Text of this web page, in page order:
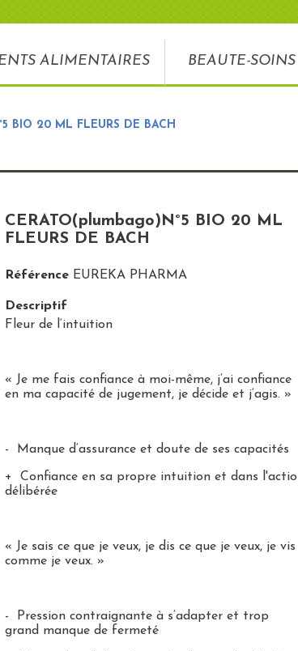
ALIMENTAIRES BEAUTE-SOINS
BIO 20 ML FLEURS DE BACH
CERATO(plumbago)N°5 BIO 20 ML
FLEURS DE BACH
Référence EUREKA PHARMA
Descriptif
Fleur de l‘intuition
« Je me fais confiance à moi-même, j‘ai confiance
en ma capacité de jugement, je décide et j‘agis. »
- Manque d‘assurance et doute de ses capacités
+ Confiance en sa propre intuition et dans
délibérée
« Je sais ce que je veux, je dis ce que je veux, je vis
comme je veux. »
- Pression contraignante à s‘adapter et trop
grand manque de fermeté